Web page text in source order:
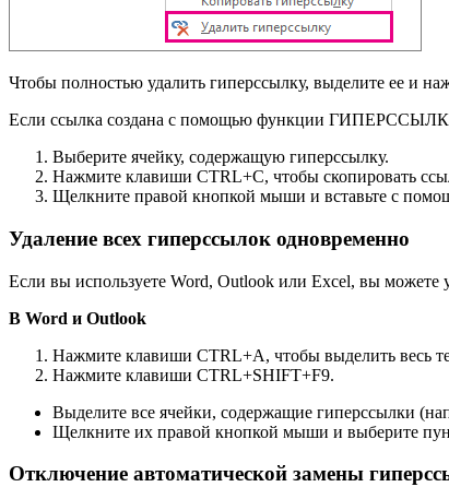
Чтобы полностью удалить гиперссылку, выделите ее и
Если ссылка создана с помощью функции
Выберите ячейку, содержащую гиперссылку.
Нажмите клавиши CTRL+C, чтобы скопировать
Щелкните правой кнопкой мыши и вставьте с
Удаление всех гиперссылок одновременно
Если вы используете Word, Outlook или Excel, вы
В Word и Outlook
Нажмите клавиши CTRL+A, чтобы выделить весь
Нажмите клавиши CTRL+SHIFT+F9.
Выделите все ячейки, содержащие гиперссылки
Щелкните их правой кнопкой мыши и выберите
Отключение автоматической замены